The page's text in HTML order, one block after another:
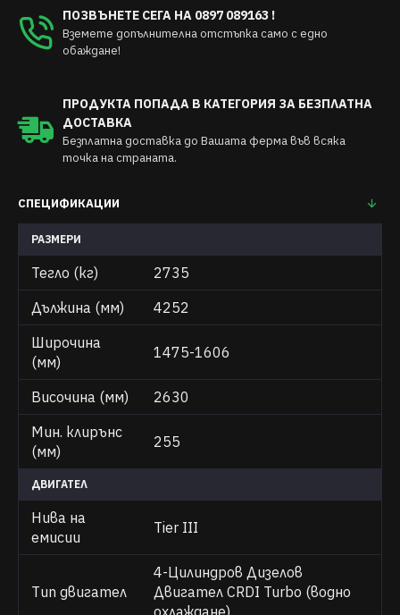
ПОЗВЪНЕТЕ СЕГА НА 0897 089163 !
Вземете допълнителна отстъпка само с едно
обаждане!
ПРОДУКТА ПОПАДА В КАТЕГОРИЯ ЗА БЕЗПЛАТНА
ДОСТАВКА
Безплатна доставка до Вашата ферма във всяка
точка на страната.
СПЕЦИФИКАЦИИ
РАЗМЕРИ
Тегло (кг)
2735
Дължина (мм)
4252
Широчина
(мм)
1475-1606
Височина (мм)
2630
Мин. клирънс
(мм)
255
ДВИГАТЕЛ
Нива на
емисии
Tier III
Тип двигател
4-Цилиндров Дизелов
Двигател CRDI Turbo (водно
охлаждане)